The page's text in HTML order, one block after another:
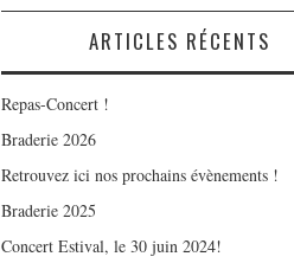
ARTICLES RÉCENTS
Repas-Concert !
Braderie 2026
Retrouvez ici nos prochains évènements !
Braderie 2025
Concert Estival, le 30 juin 2024!